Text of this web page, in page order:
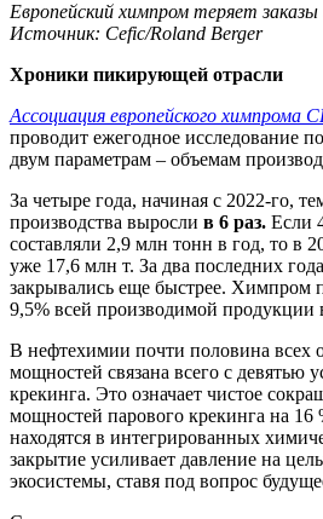
Европейский химпром теряет
Источник: Cefic/Roland Berger
Хроники пикирующей отрасли
Ассоциация европейского химпрома
проводит ежегодное исследование
двум параметрам – объемам
За четыре года, начиная с 2022-го,
производства выросли в 6 раз. Если
составляли 2,9 млн тонн в год, то в
уже 17,6 млн т. За два последних
закрывались еще быстрее. Химпром
9,5% всей производимой продукции
В нефтехимии почти половина всех
мощностей связана всего с девятью
крекинга. Это означает чистое
мощностей парового крекинга на 16
находятся в интегрированных
закрытие усиливает давление на
экосистемы, ставя под вопрос